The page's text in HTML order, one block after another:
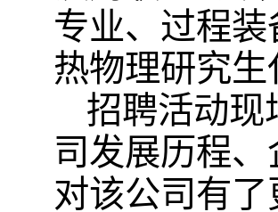
专业、过程
热物理研究
招聘活动现
司发展历程
对该公司有